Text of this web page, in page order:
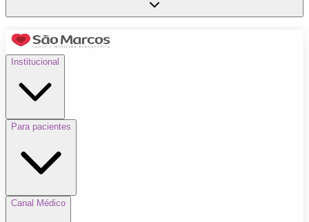
Institucional
Para pacientes
Canal Médico